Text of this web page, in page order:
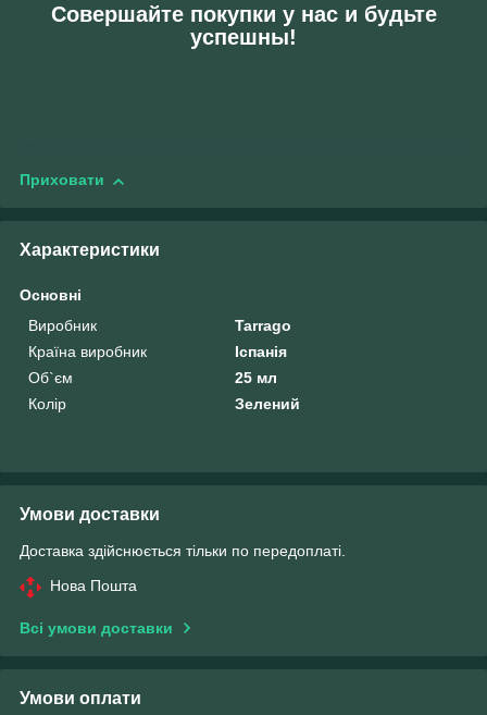
Совершайте покупки у нас и будьте
успешны!
Приховати
Характеристики
Основні
Виробник
Tarrago
Країна виробник
Іспанія
Об`єм
25 мл
Колір
Зелений
Умови доставки
Доставка здійснюється тільки по передоплаті.
Нова Пошта
Всі умови доставки
Умови оплати